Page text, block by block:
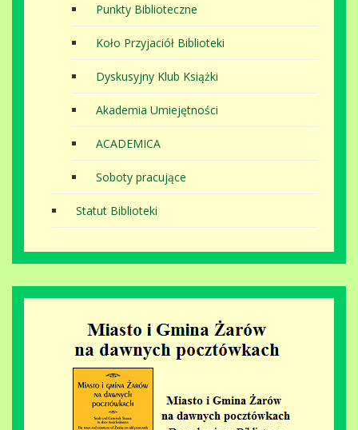
Punkty Biblioteczne
Koło Przyjaciół Biblioteki
Dyskusyjny Klub Książki
Akademia Umiejętności
ACADEMICA
Soboty pracujące
Statut Biblioteki